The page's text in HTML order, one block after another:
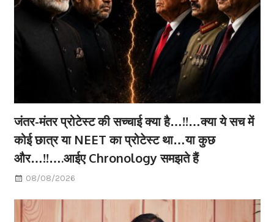
जंतर-मंतर प्रोटेस्ट की सच्चाई क्या है…!!…क्या ये सच में
कोई छात्र या NEET का प्रोटेस्ट था…या कुछ
और…!!….आईए Chronology समझते हैं
08/08/2026